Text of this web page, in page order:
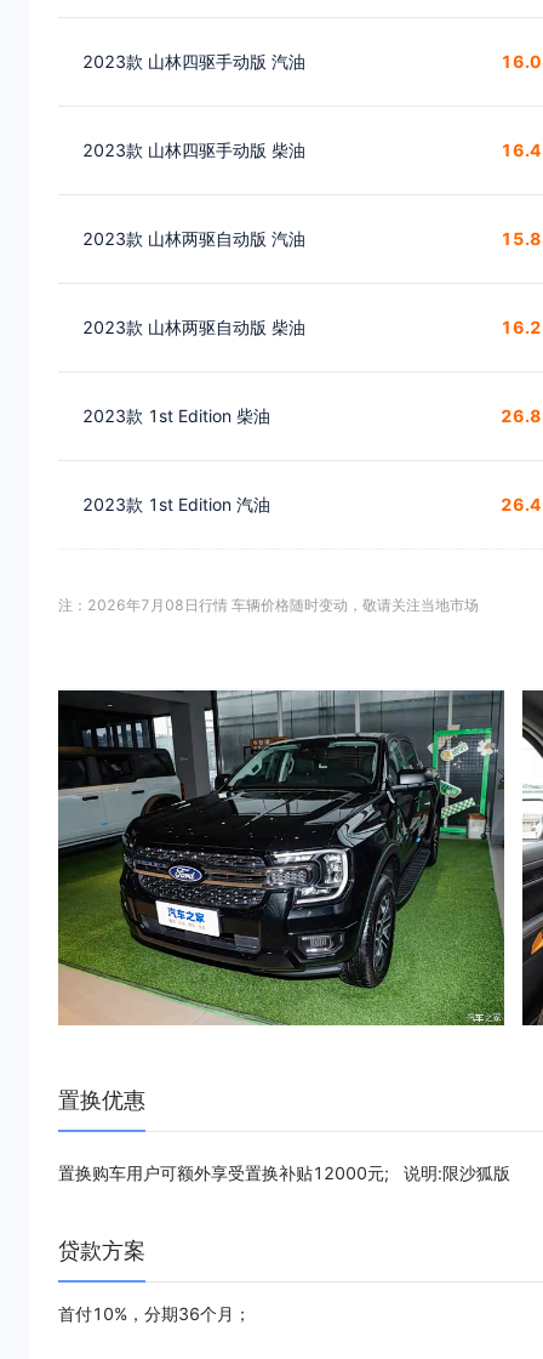
2023款 山林四驱手动版 汽油
2023款 山林四驱手动版 柴油
2023款 山林两驱自动版 汽油
2023款 山林两驱自动版 柴油
2023款 1st Edition 柴油
2023款 1st Edition 汽油
注：2026年7月08日行情 车辆价格随时变动，敬请关注当地市场
置换优惠
置换购车用户可额外享受置换补贴12000元; 说明:限沙狐版
贷款方案
首付10%，分期36个月；